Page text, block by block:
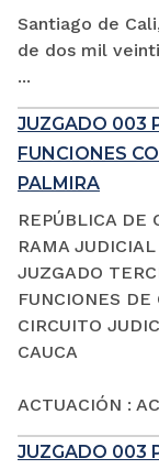
Santiago de
de dos mil
...
JUZGADO 003
FUNCIONES
PALMIRA
REPÚBLICA DE
RAMA
JUZGADO
FUNCIONES
CIRCUITO
CAUCA
ACTUACIÓN :
JUZGADO 003